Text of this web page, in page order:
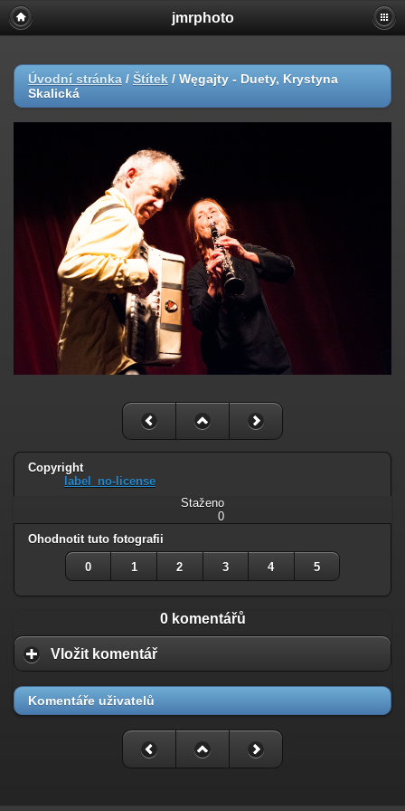
jmrphoto
Úvodní stránka / Štítek / Węgajty - Duety, Krystyna
Skalická
Copyright
label_no-license
Staženo
0
Ohodnotit tuto fotografii
0 1 2 3 4 5
0 komentářů
Vložit komentář
Komentáře uživatelů